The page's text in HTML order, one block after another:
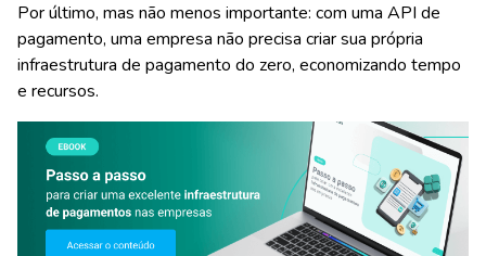
Por último, mas não menos importante: com uma API de
pagamento, uma empresa não precisa criar sua própria
infraestrutura de pagamento do zero, economizando tempo
e recursos.